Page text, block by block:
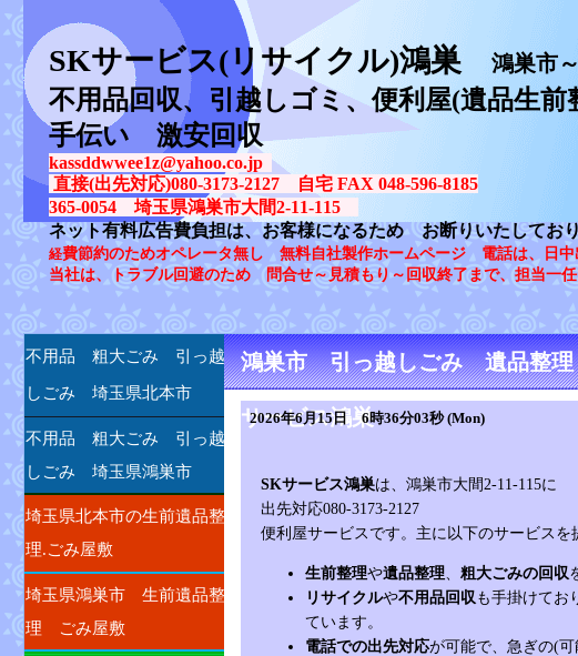
SKサービス(リサイクル)鴻巣 鴻巣市
不用品回収、引越しゴミ、便利屋(遺品生
手伝い 激安回収
kassddwwee1z@yahoo.co.jp
直接(出先対応)080-3173-2127 自宅 FAX 048-596-8185
365-0054 埼玉県鴻巣市大間2-11-115
ネット有料広告費負担は、お客様になるため お断りいたして
経費節約のためオペレータ無し 無料自社製作ホームページ 電話は、日中
当社は、トラブル回避のため 問合せ～見積もり～回収終了まで、担当一
鴻巣市 引っ越しごみ 遺品整
サービス鴻巣
2026年6月15日 6時36分03秒 (Mon)
SKサービス鴻巣は、鴻巣市大間2-11-115に
出先対応080-3173-2127
便利屋サービスです。主に以下のサービスを
生前整理や遺品整理、 粗大ごみの回収
リサイクルや不用品回収も手掛けてお
ています。
電話での出先対応が可能で、急ぎの(
不用品 粗大ごみ 引っ越
しごみ 埼玉県北本市
不用品 粗大ごみ 引っ越
しごみ 埼玉県鴻巣市
埼玉県北本市の生前遺品整
理.ごみ屋敷
埼玉県鴻巣市 生前遺品整
理 ごみ屋敷